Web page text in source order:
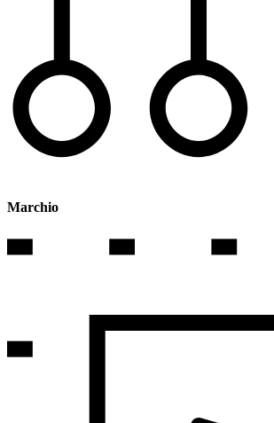
Marchio